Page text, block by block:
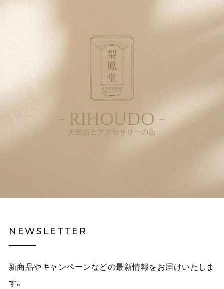
NEWSLETTER
新商品やキャンペーンなどの最新情報をお届けいたしま
す。